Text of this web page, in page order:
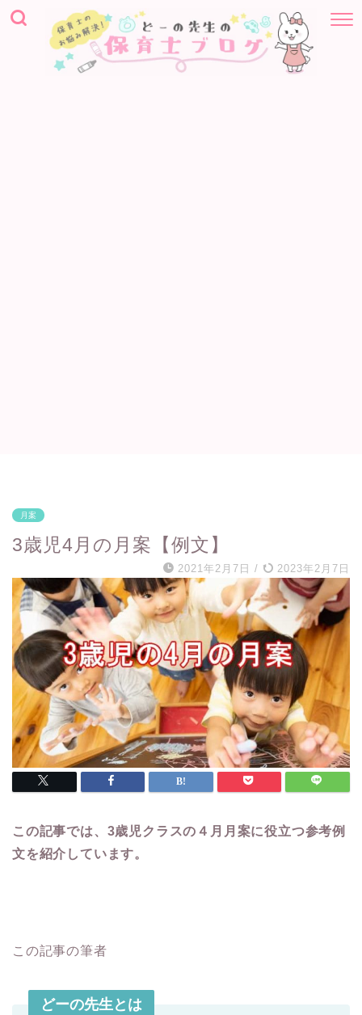
月案
3歳児4月の月案【例文】
2021年2月7日 / 2023年2月7日
この記事では、3歳児クラスの４月月案に役立つ参考例
文を紹介しています。
この記事の筆者
どーの先生とは